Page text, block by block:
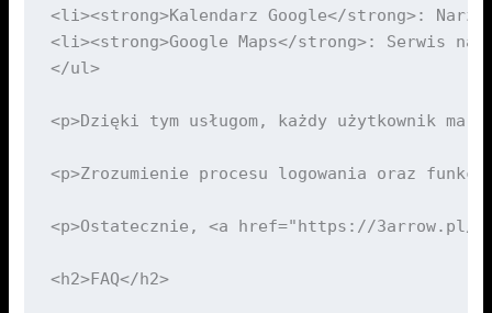
<li><strong>Kalendarz Google</strong>:
<li><strong>Google Maps</strong>: Serwis
</ul>
<p>Dzięki tym usługom, każdy użytkownik
<p>Zrozumienie procesu logowania oraz
<p>Ostatecznie, <a href="https://3arrow.pl/
<h2>FAQ</h2>